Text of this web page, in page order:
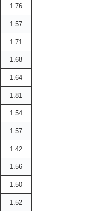
1.76
1.57
1.71
1.68
1.64
1.81
1.54
1.57
1.42
1.56
1.50
1.52